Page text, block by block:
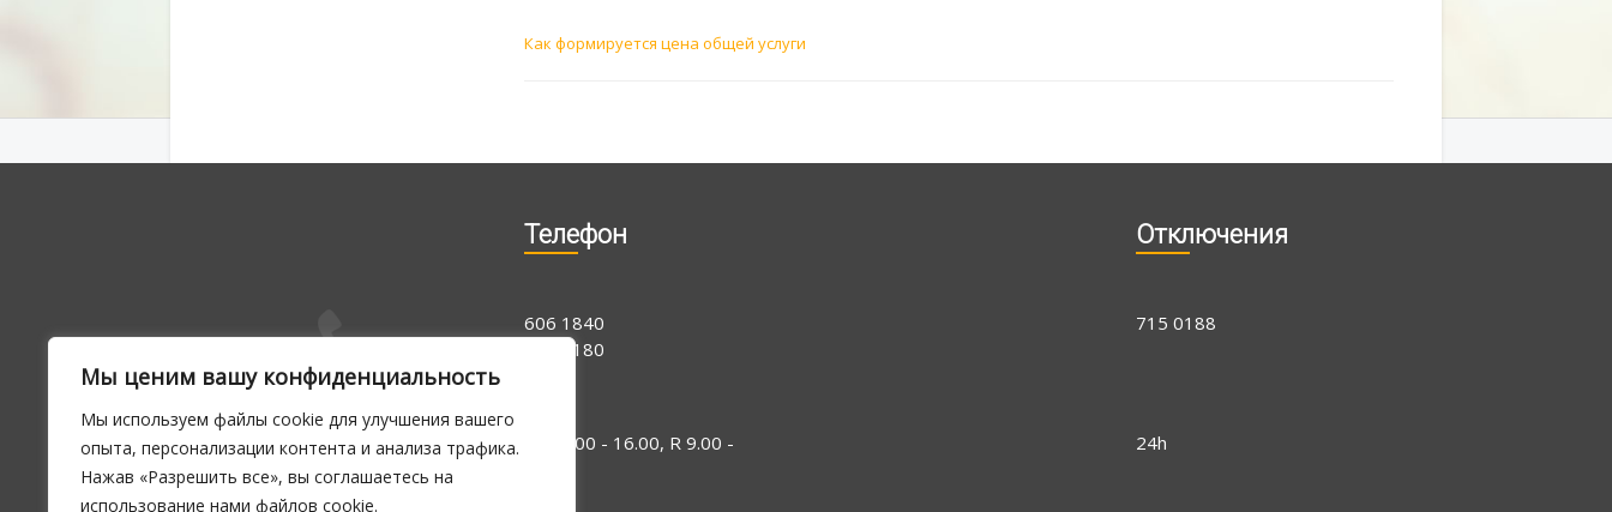
Мы ценим вашу конфиденциальность
Мы используем файлы cookie для улучшения вашего
опыта, персонализации контента и анализа трафика.
Нажав «Разрешить все», вы соглашаетесь на
использование нами файлов cookie.
Как формируется цена общей услуги
Телефон Отключения
606 1840
715 0180
715 0188
E-N 9.00 - 16.00, R 9.00 -
24h